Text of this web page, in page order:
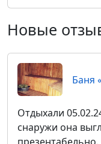
Новые
Баня
Отдыхали
снаружи она